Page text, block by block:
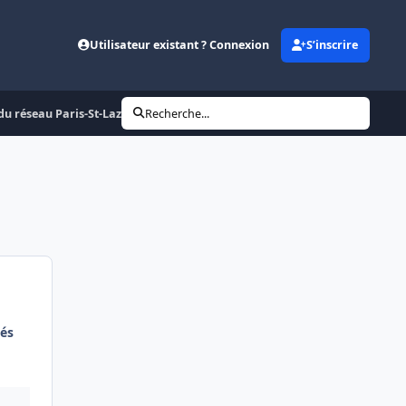
Utilisateur existant ? Connexion S’inscrire
réseau Paris-St-Lazare Recherche...